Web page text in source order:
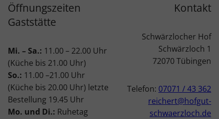
Öffnungszeiten
Gaststätte
Mi. – Sa.: 11.00 – 22.00 Uhr
(Küche bis 21.00 Uhr)
So.: 11.00 –21.00 Uhr
(Küche bis 20.00 Uhr) letzte
Bestellung 19.45 Uhr
Mo. und Di.: Ruhetag
Kontakt
Schwärzlocher Hof
Schwärzloch 1
72070 Tübingen
Telefon: 07071 / 43 362
reichert@hofgut-
schwaerzloch.de